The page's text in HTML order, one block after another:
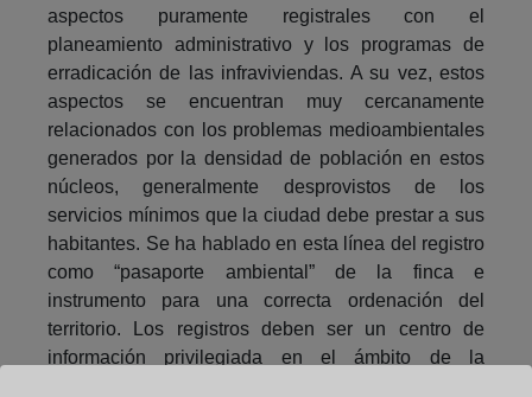
aspectos puramente registrales con el
planeamiento administrativo y los programas de
erradicación de las infraviviendas. A su vez, estos
aspectos se encuentran muy cercanamente
relacionados con los problemas medioambientales
generados por la densidad de población en estos
núcleos, generalmente desprovistos de los
servicios mínimos que la ciudad debe prestar a sus
habitantes. Se ha hablado en esta línea del registro
como “pasaporte ambiental” de la finca e
instrumento para una correcta ordenación del
territorio. Los registros deben ser un centro de
información privilegiada en el ámbito de la